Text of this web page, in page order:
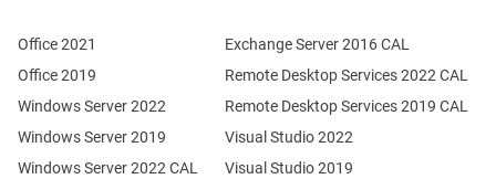
Office 2021
Office 2019
Windows Server 2022
Windows Server 2019
Windows Server 2022 CAL
Remote Desktop Services 2022 CAL
Remote Desktop Services 2019 CAL
Exchange Server 2016 CAL
Visual Studio 2022
Visual Studio 2019